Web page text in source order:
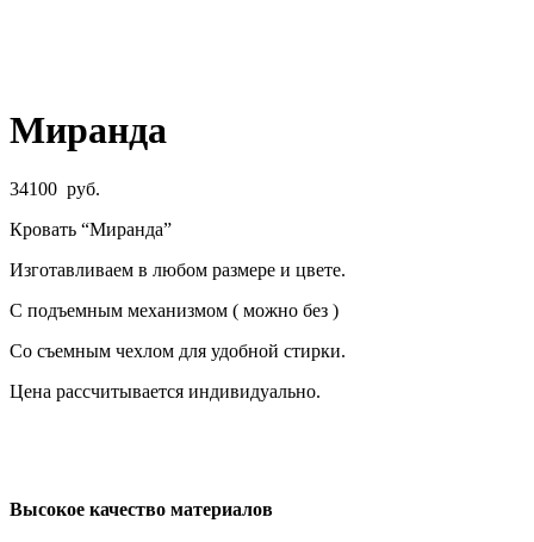
Миранда
34100 руб.
Кровать “Миранда”
Изготавливаем в любом размере и цвете.
С подъемным механизмом ( можно без )
Со съемным чехлом для удобной стирки.
Цена рассчитывается индивидуально.
Высокое качество материалов